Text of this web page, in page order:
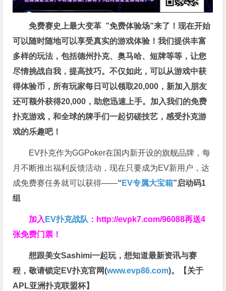
免费赛史上最大变革 ”免费体验场”来了！现在开始
可以随时随地可以享受真实的游戏体验！我们提供丰富
多样的玩法，包括德州扑克、奥马哈、短牌等等，让您
尽情挑战自我，提高技巧。不仅如此，可以从游戏中获
得体验币，所有玩家每日可以领取20,000，新加入朋友
还可额外获得20,000，助您迅速上手。 加入我们的免费
扑克游戏，和全球的牌手们一起切磋技艺，感受扑克游
戏的乐趣吧！
EV扑克作为GGPoker在国内新开设的旗舰品牌，每
月不断推出福利反馈活动，现在只要成为EV新用户，达
成免费赛任务就可以获得——“ EV专属大宝箱”启动码1
组
加入 EV扑克战队 ： http://evpk7.com/96088再送4
张免费门票！
想跟美女Sashimi一起玩，想知道最新资讯与赛
程，敬请锁定EV扑克官网(www.evp86.com)。
【关于
APL亚洲扑克联盟杯】